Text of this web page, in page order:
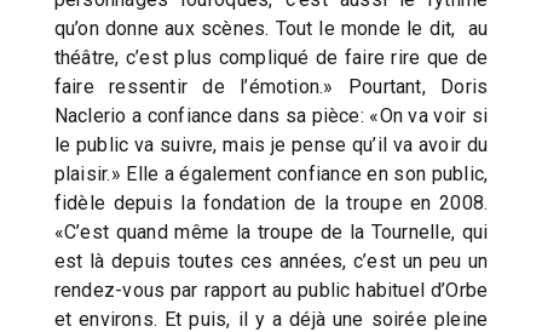
qu’on donne aux scènes. Tout le monde le dit, au
théâtre, c’est plus compliqué de faire rire que de
faire ressentir de l’émotion.» Pourtant, Doris
Naclerio a confiance dans sa pièce: «On va voir si
le public va suivre, mais je pense qu’il va avoir du
plaisir.» Elle a également confiance en son public,
fidèle depuis la fondation de la troupe en 2008.
«C’est quand même la troupe de la Tournelle, qui
est là depuis toutes ces années, c’est un peu un
rendez-vous par rapport au public habituel d’Orbe
et environs. Et puis, il y a déjà une soirée pleine